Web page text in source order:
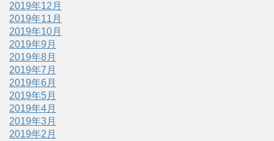
2019年12月
2019年11月
2019年10月
2019年9月
2019年8月
2019年7月
2019年6月
2019年5月
2019年4月
2019年3月
2019年2月